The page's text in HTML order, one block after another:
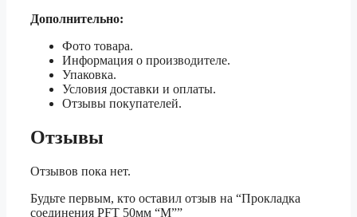
Дополнительно:
Фото товара.
Информация о производителе.
Упаковка.
Условия доставки и оплаты.
Отзывы покупателей.
Отзывы
Отзывов пока нет.
Будьте первым, кто оставил отзыв на “Прокладка
соединения PFT 50мм “М””